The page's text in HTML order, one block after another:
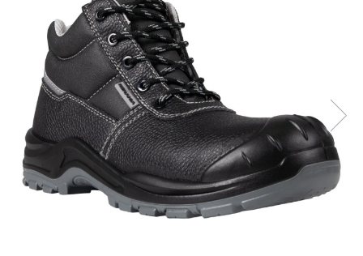
Jachete/Bluze Salopeta
Pantaloni cu pieptar
Pantaloni de lucru
Pantaloni scurti
Pelerine de ploaie
Protectie termica
Reflectorizante